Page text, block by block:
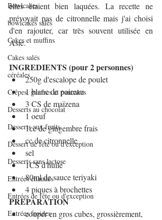
Bowlcakes
bowlcakes salés
Cakes et muffins
Cakes salés
céréales
Crêpes, gaufres et pancakes
Desserts au chocolat
Desserts aux fruits
Dessert de fête ou d'exception
Desserts sans lactose
Entrées chaudes
Entrées de fête ou d'exception
Entrées froides
elles étaient bien laquées. La recette ne
prévoyait pas de citronnelle mais j'ai choisi
d'en rajouter, car très souvent utilisée en
Asie.
INGREDIENTS (pour 2 personnes)
250g d'escalope de poulet
1 blanc de poireau
3 CS de maïzena
1 oeuf
1cc de gingembre frais
cc de citronnelle
sel
1CS d'huile
80ml de sauce teriyaki
4 piques à brochettes
PREPARATION
couper en gros cubes, grossièrement,